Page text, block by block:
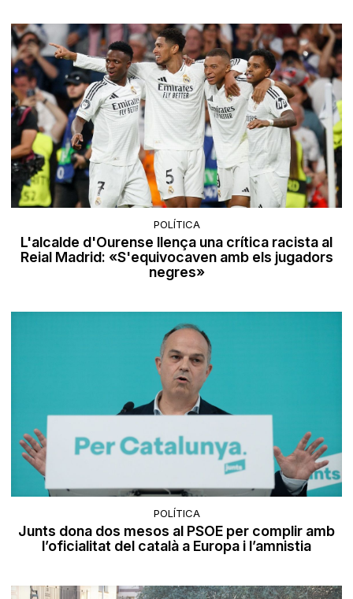
POLÍTICA
L'alcalde d'Ourense llença una crítica racista al
Reial Madrid: «S'equivocaven amb els jugadors
negres»
POLÍTICA
Junts dona dos mesos al PSOE per complir amb
l’oficialitat del català a Europa i l’amnistia